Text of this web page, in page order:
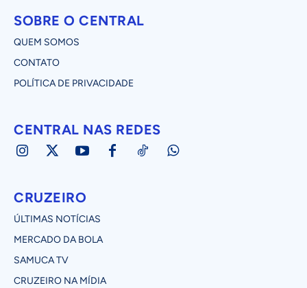
SOBRE O CENTRAL
QUEM SOMOS
CONTATO
POLÍTICA DE PRIVACIDADE
CENTRAL NAS REDES
CRUZEIRO
ÚLTIMAS NOTÍCIAS
MERCADO DA BOLA
SAMUCA TV
CRUZEIRO NA MÍDIA